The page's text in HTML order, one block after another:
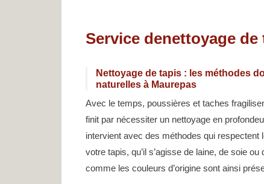
Service denettoyage
Nettoyage de tapis : les méthodes
naturelles à Maurepas
Avec le temps, poussières et taches
finit par nécessiter un nettoyage en
intervient avec des méthodes qui respectent
votre tapis, qu’il s’agisse de laine, de soie
comme les couleurs d’origine sont ainsi